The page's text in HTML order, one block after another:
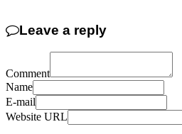
Leave a reply
Comment
Name
E-mail
Website URL